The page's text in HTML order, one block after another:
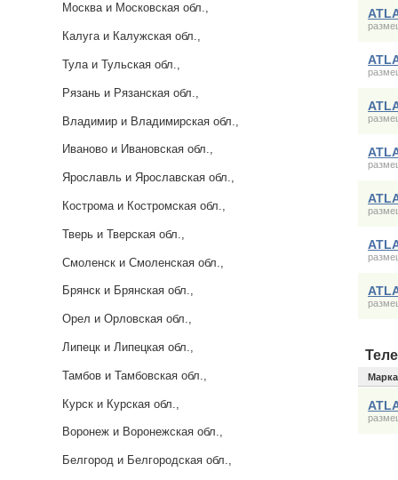
Москва и Московская обл.,
Калуга и Калужская обл.,
Тула и Тульская обл.,
Рязань и Рязанская обл.,
Владимир и Владимирская обл.,
Иваново и Ивановская обл.,
Ярославль и Ярославская обл.,
Кострома и Костромская обл.,
Тверь и Тверская обл.,
Смоленск и Смоленская обл.,
Брянск и Брянская обл.,
Орел и Орловская обл.,
Липецк и Липецкая обл.,
Тамбов и Тамбовская обл.,
Курск и Курская обл.,
Воронеж и Воронежская обл.,
Белгород и Белгородская обл.,
Марка